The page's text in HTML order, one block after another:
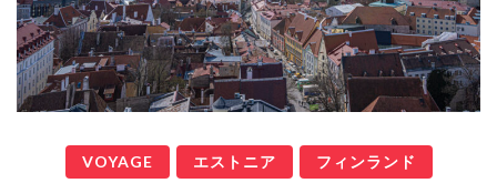
VOYAGE エストニア フィンランド